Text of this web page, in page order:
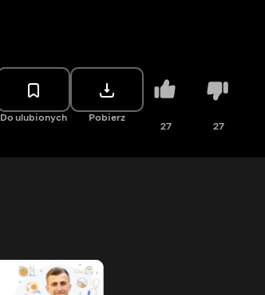
Do ulubionych Pobierz
27 27